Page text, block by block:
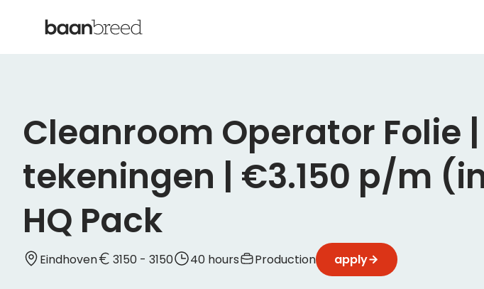
Cleanroom Operator Folie
tekeningen | €3.150 p/m
HQ Pack
Eindhoven 3150 - 3150 40 hours Production
apply